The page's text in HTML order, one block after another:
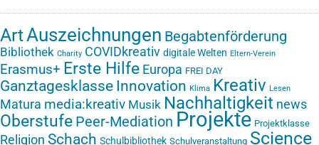
ArtAuszeichnungen Begabtenförderung
Bibliothek Charity COVIDkreativ digitale Welten Eltern-Verein
Erasmus+ Erste Hilfe Europa FREI DAY
Ganztagesklasse Innovation Klima Kreativ Lesen
Matura media:kreativ Musik Nachhaltigkeit news
Oberstufe Peer-Mediation Projekte Projektklasse
Religion Schach Schulbibliothek Schulveranstaltung Science